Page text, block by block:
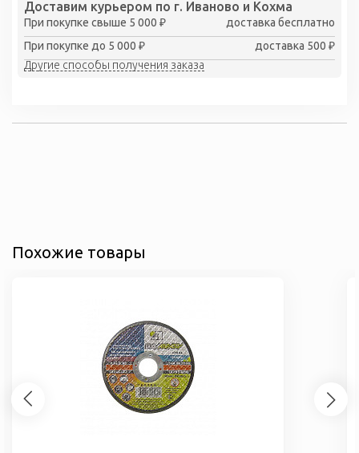
Доставим курьером по г. Иваново и Кохма
При покупке свыше 5 000 ₽
доставка бесплатно
При покупке до 5 000 ₽
доставка 500 ₽
Другие способы получения заказа
Похожие товары